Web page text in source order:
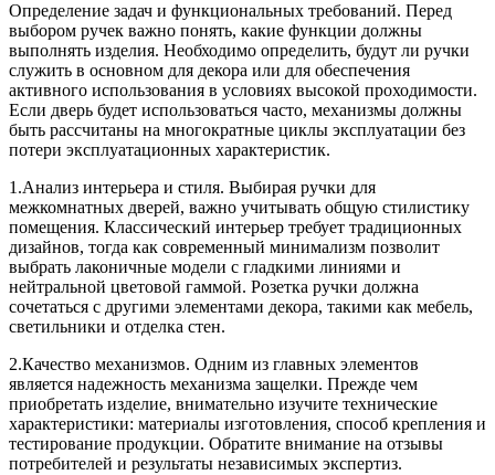
Определение задач и функциональных требований. Перед
выбором ручек важно понять, какие функции должны
выполнять изделия. Необходимо определить, будут ли ручки
служить в основном для декора или для обеспечения
активного использования в условиях высокой проходимости.
Если дверь будет использоваться часто, механизмы должны
быть рассчитаны на многократные циклы эксплуатации без
потери эксплуатационных характеристик.
1.Анализ интерьера и стиля. Выбирая ручки для
межкомнатных дверей, важно учитывать общую стилистику
помещения. Классический интерьер требует традиционных
дизайнов, тогда как современный минимализм позволит
выбрать лаконичные модели с гладкими линиями и
нейтральной цветовой гаммой. Розетка ручки должна
сочетаться с другими элементами декора, такими как мебель,
светильники и отделка стен.
2.Качество механизмов. Одним из главных элементов
является надежность механизма защелки. Прежде чем
приобретать изделие, внимательно изучите технические
характеристики: материалы изготовления, способ крепления и
тестирование продукции. Обратите внимание на отзывы
потребителей и результаты независимых экспертиз.